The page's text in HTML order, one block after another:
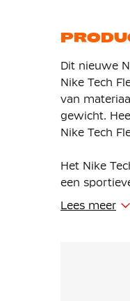
Dit nieuwe
Nike Tech
van
gewicht.
Nike Tech
Het Nike
een
met vlakken
Lees meer